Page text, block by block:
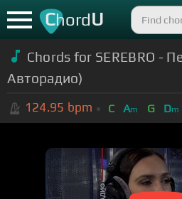
ChordU
Chords for SEREBRO -
Авторадио)
124.95 bpm C Am G Dm